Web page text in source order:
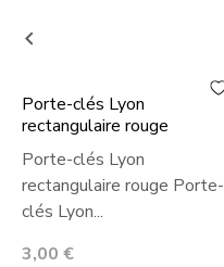
Porte-clés Lyon
rectangulaire rouge
Porte-clés Lyon
rectangulaire rouge Porte-
clés Lyon...
Prix
3,00 €
